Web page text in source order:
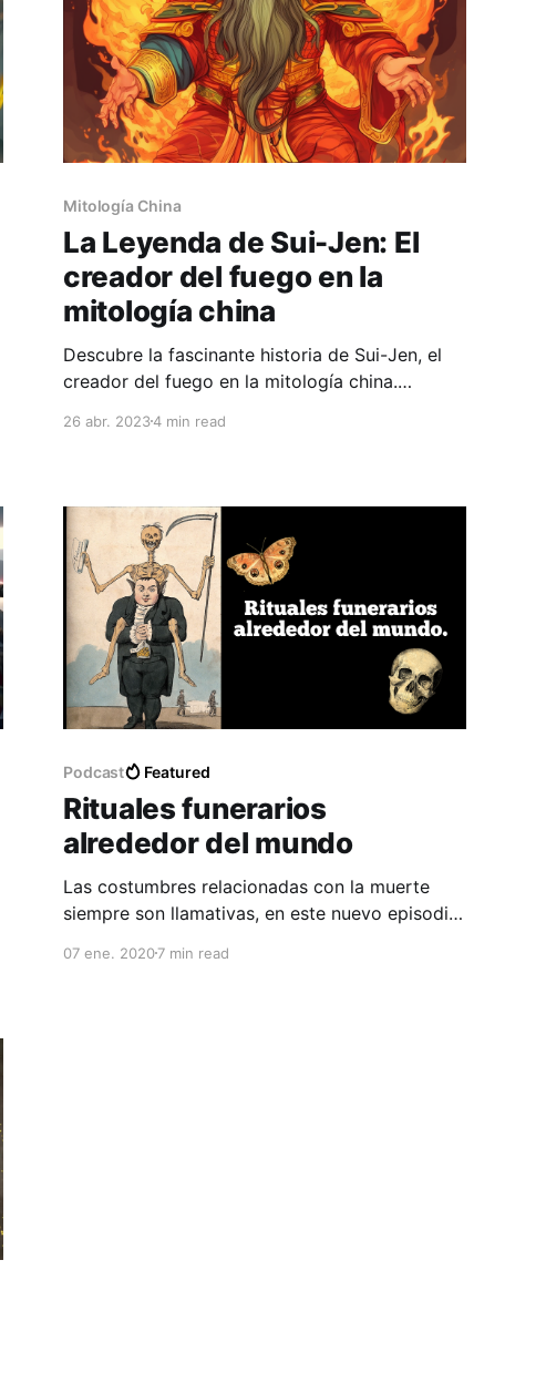
Mitología China
La Leyenda de Sui-Jen: El
creador del fuego en la
mitología china
Descubre la fascinante historia de Sui-Jen, el
creador del fuego en la mitología china.
este emblemático personaje y su impacto en la
26 abr. 20234 min read
Podcast Featured
Rituales funerarios
alrededor del mundo
Las costumbres relacionadas con la muerte
siempre son llamativas, en este nuevo episodio
muerte alrededor de las diversas culturas del
07 ene. 20207 min read